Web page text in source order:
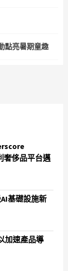
點亮暑期童趣
奢侈品平台邁
基礎設施新
加速產品導